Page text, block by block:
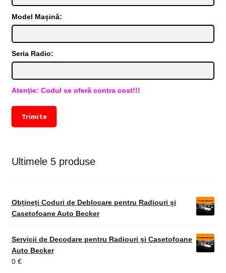
Model Mașină:
Seria Radio:
Atenție: Codul se oferă contra cost!!!
Trimite
Ultimele 5 produse
Obțineți Coduri de Deblocare pentru Radiouri și
Casetofoane Auto Becker
Servicii de Decodare pentru Radiouri și Casetofoane
Auto Becker
0 €